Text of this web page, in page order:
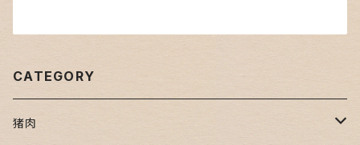
CATEGORY
猪肉